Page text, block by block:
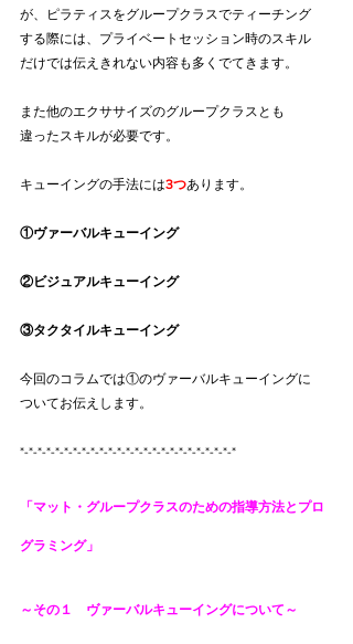
が、ピラティスをグループクラスでティーチング
する際には、プライベートセッション時のスキル
だけでは伝えきれない内容も多くでてきます。
また他のエクササイズのグループクラスとも
違ったスキルが必要です。
キューイングの手法には3つあります。
①ヴァーバルキューイング
②ビジュアルキューイング
③タクタイルキューイング
今回のコラムでは①のヴァーバルキューイングに
ついてお伝えします。
*-*-*-*-*-*-*-*-*-*-*-*-*-*-*-*-*-*-*-*-*-*-*-*-*
「マット・グループクラスのための指導方法とプロ
グラミング」
～その１　ヴァーバルキューイングについて～